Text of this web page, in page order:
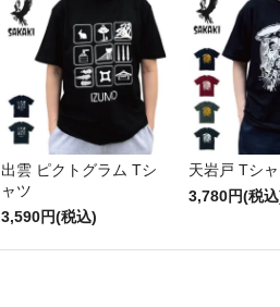
出雲 ピクトグラム Tシ
ャツ
3,590円(税込)
天岩戸 Tシ
3,780円(税